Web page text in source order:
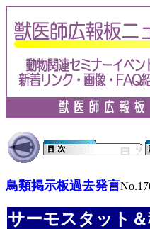
鳥類掲示板過去発言
サーモスタット